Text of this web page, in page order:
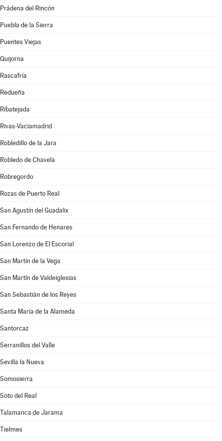
Prádena del Rincón
Puebla de la Sierra
Puentes Viejas
Quijorna
Rascafría
Redueña
Ribatejada
Rivas-Vaciamadrid
Robledillo de la Jara
Robledo de Chavela
Robregordo
Rozas de Puerto Real
San Agustín del Guadalix
San Fernando de Henares
San Lorenzo de El Escorial
San Martín de la Vega
San Martín de Valdeiglesias
San Sebastián de los Reyes
Santa María de la Alameda
Santorcaz
Serranillos del Valle
Sevilla la Nueva
Somosierra
Soto del Real
Talamanca de Jarama
Tielmes